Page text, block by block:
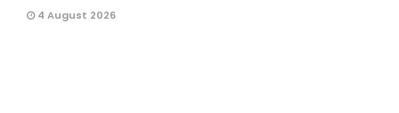
4 August 2026